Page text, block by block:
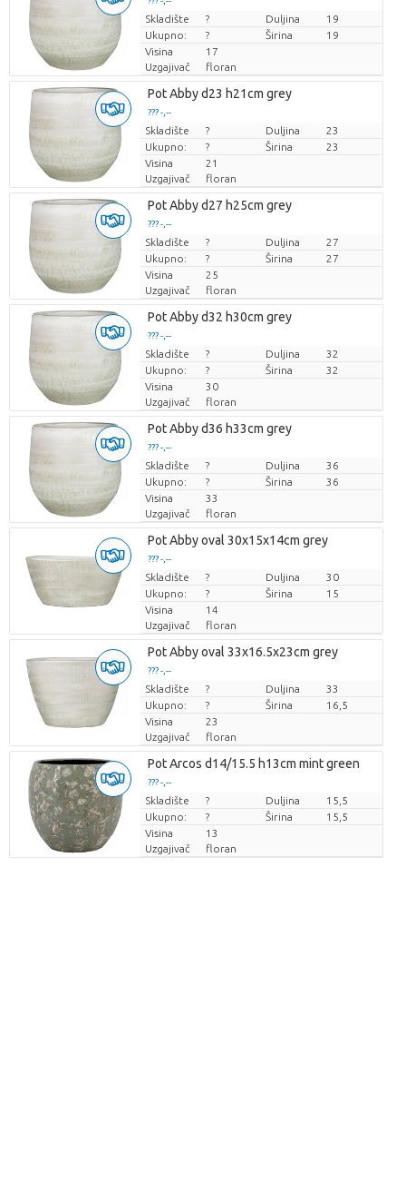
Cijena po komadu
Skladište ? Duljina
19
Ukupno:
? Širina
19
Visina
17
Uzgajivač
floran
Pot Abby d23 h21cm grey
??? -,--
Cijena po komadu
Skladište ? Duljina
23
Ukupno:
? Širina
23
Visina
21
Uzgajivač
floran
Pot Abby d27 h25cm grey
??? -,--
Cijena po komadu
Skladište ? Duljina
27
Ukupno:
? Širina
27
Visina
25
Uzgajivač
floran
Pot Abby d32 h30cm grey
??? -,--
Cijena po komadu
Skladište ? Duljina
32
Ukupno:
? Širina
32
Visina
30
Uzgajivač
floran
Pot Abby d36 h33cm grey
??? -,--
Cijena po komadu
Skladište ? Duljina
36
Ukupno:
? Širina
36
Visina
33
Uzgajivač
floran
Pot Abby oval 30x15x14cm grey
??? -,--
Cijena po komadu
Skladište ? Duljina
30
Ukupno:
? Širina
15
Visina
14
Uzgajivač
floran
Pot Abby oval 33x16.5x23cm grey
??? -,--
Cijena po komadu
Skladište ? Duljina
33
Ukupno:
? Širina
16,5
Visina
23
Uzgajivač
floran
Pot Arcos d14/15.5 h13cm mint green
??? -,--
Cijena po komadu
Skladište ? Duljina
15,5
Ukupno:
? Širina
15,5
Visina
13
Uzgajivač
floran